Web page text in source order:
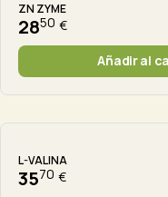
ZN ZYME
2850 €
Añadir al
L-VALINA
3570 €